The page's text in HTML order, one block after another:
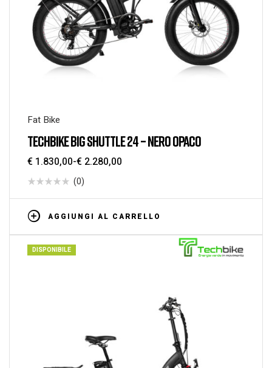
Fat Bike
TECHBIKE BIG SHUTTLE 24 – NERO OPACO
€ 1.830,00-€ 2.280,00
(0)
AGGIUNGI AL CARRELLO
DISPONIBILE